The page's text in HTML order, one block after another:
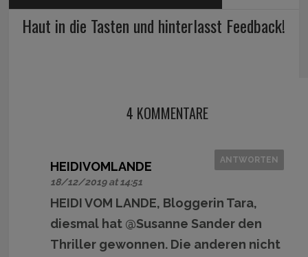
Haut in die Tasten und hinterlasst Feedback!
4 KOMMENTARE
HEIDIVOMLANDE
18/12/2019 at 14:51
ANTWORTEN
HEIDI VOM LANDE, Bloggerin Tara,
diesmal hat @Susanne Sander den
Thriller gewonnen. Die anderen nicht